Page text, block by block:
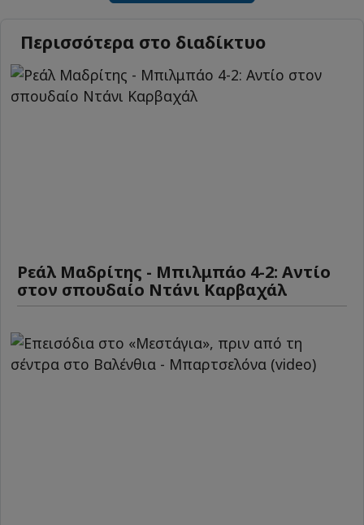
Περισσότερα στο διαδίκτυο
Ρεάλ Μαδρίτης - Μπιλμπάο 4-2: Αντίο
στον σπουδαίο Ντάνι Καρβαχάλ